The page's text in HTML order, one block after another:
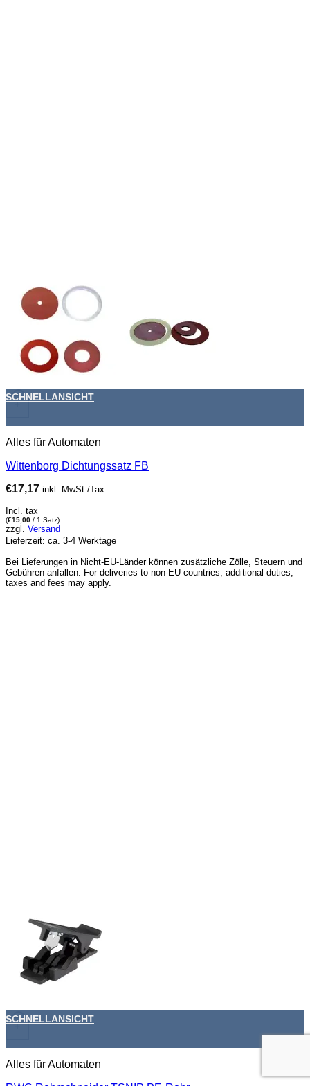
+
SCHNELLANSICHT
Alles für Automaten
Wittenborg Dichtungssatz FB
€17,17 inkl. MwSt./Tax
Incl. tax
(€15,00 / 1 Satz)
zzgl. Versand
Lieferzeit: ca. 3-4 Werktage
Bei Lieferungen in Nicht-EU-Länder können zusätzliche Zölle, Steuern und
Gebühren anfallen. For deliveries to non-EU countries, additional duties,
taxes and fees may apply.
+
SCHNELLANSICHT
Alles für Automaten